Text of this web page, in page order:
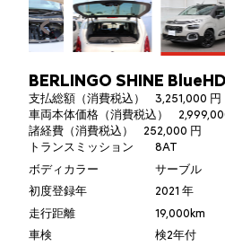
BERLINGO SHINE
支払総額（消費税込）
3,251,000 円
車両本体価格（消費税込）
諸経費（消費税込）
252,000 円
トランスミッション
8AT
ボディカラー
サーブル
初度登録年
2021 年
走行距離
19,000km
車検
検2年付